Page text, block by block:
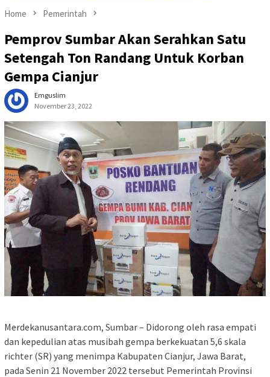
Home Pemerintah
Pemprov Sumbar Akan Serahkan Satu
Setengah Ton Randang Untuk Korban
Gempa Cianjur
Emguslim
November 23, 2022
Merdekanusantara.com, Sumbar – Didorong oleh rasa empati
dan kepedulian atas musibah gempa berkekuatan 5,6 skala
richter (SR) yang menimpa Kabupaten Cianjur, Jawa Barat,
pada Senin 21 November 2022 tersebut Pemerintah Provinsi